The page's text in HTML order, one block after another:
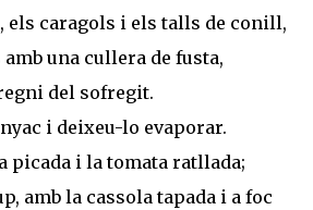
els caragols i els talls de conill,
una cullera de fusta,
del sofregit.
i deixeu-lo evaporar.
picada i la tomata ratllada;
amb la cassola tapada i a foc